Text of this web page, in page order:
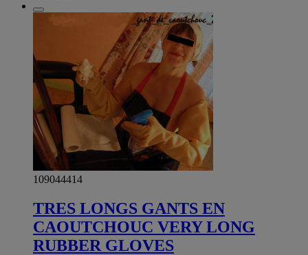
109044414
TRES LONGS GANTS EN
CAOUTCHOUC VERY LONG
RUBBER GLOVES